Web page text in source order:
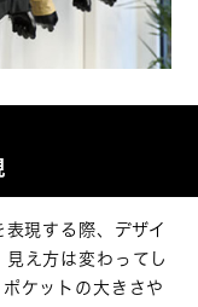
現する際、デザイ
え方は変わってし
ケットの大きさや